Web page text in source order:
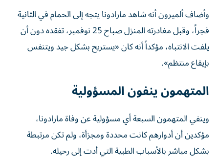
وأضاف ألميرون أنه شاهد مارادونا يتجه إلى الحمام في الثانية
فجراً، وقبل مغادرته المنزل صباح 25 نوفمبر، تفقده دون أن
يلفت الانتباه، مؤكداً أنه كان «يستريح بشكل جيد ويتنفس
بإيقاع منتظم».
المتهمون ينفون المسؤولية
وينفي المتهمون السبعة أي مسؤولية عن وفاة مارادونا،
مؤكدين أن أدوارهم كانت محددة ومجزأة، ولم تكن مرتبطة
بشكل مباشر بالأسباب الطبية التي أدت إلى رحيله.